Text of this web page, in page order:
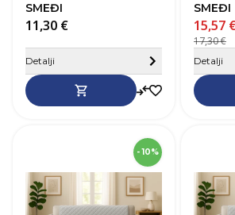
SMEĐI
11,30 €
Detalji
Sakrij
SMEĐI
15,57
17,30 €
Detalji
- 10%
Širina
Boja
Materijal